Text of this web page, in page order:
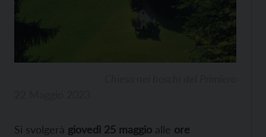
Si svolgerà giovedì 25 maggio alle ore